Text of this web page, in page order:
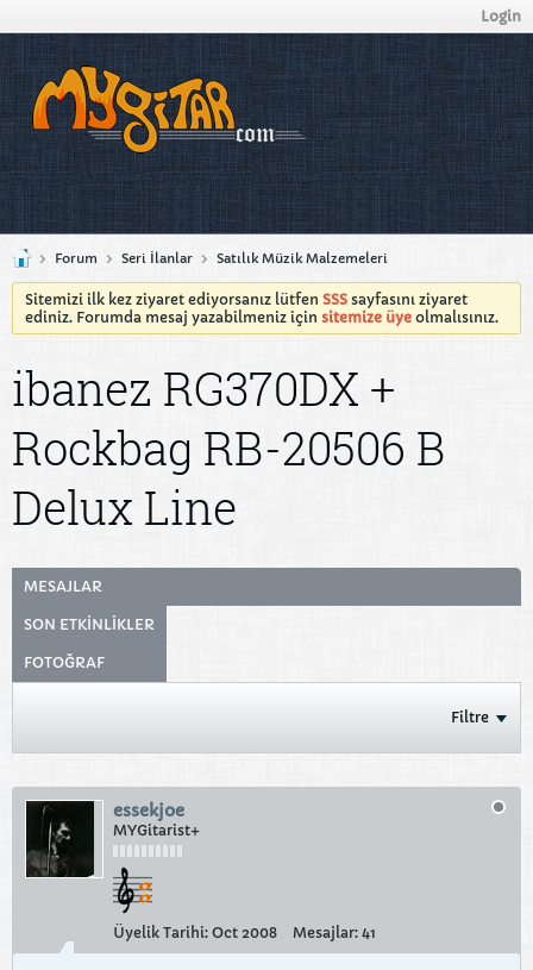
Login
Forum Seri İlanlar Satılık Müzik Malzemeleri
Sitemizi ilk kez ziyaret ediyorsanız lütfen SSS sayfasını ziyaret
ediniz. Forumda mesaj yazabilmeniz için sitemize üye olmalısınız.
ibanez RG370DX +
Rockbag RB-20506 B
Delux Line
MESAJLAR
SON ETKINLIKLER
FOTOĞRAF
Filtre
essekjoe
MYGitarist+
Üyelik Tarihi: Oct 2008 Mesajlar: 41